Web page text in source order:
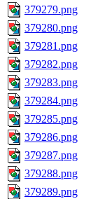
379279.png
379280.png
379281.png
379282.png
379283.png
379284.png
379285.png
379286.png
379287.png
379288.png
379289.png